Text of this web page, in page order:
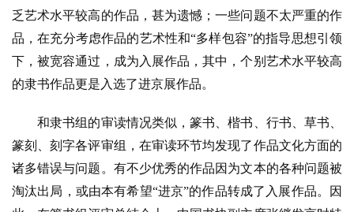
易
寫
錯
的
繁
體
字
乏艺术水平较高的作品，甚为遗憾；一些问题不太严重的作
品，在充分考虑作品的艺术性和“多样包容”的指导思想引领
下，被宽容通过，成为入展作品，其中，个别艺术水平较高
的隶书作品更是入选了进京展作品。
和隶书组的审读情况类似，篆书、楷书、行书、草书、
篆刻、刻字各评审组，在审读环节均发现了作品文化方面的
诸多错误与问题。有不少优秀的作品因为文本的各种问题被
淘汰出局，或由本有希望“进京”的作品转成了入展作品。因